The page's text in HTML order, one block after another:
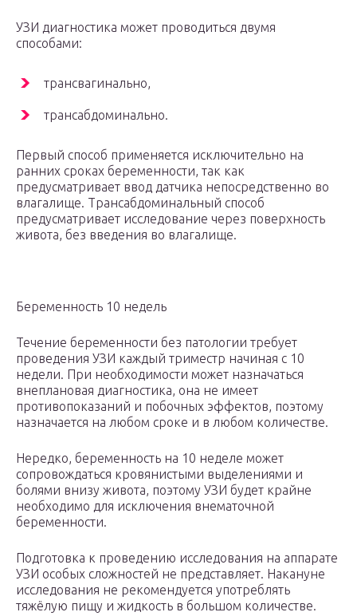
УЗИ диагностика может проводиться двумя
способами:
трансвагинально,
трансабдоминально.
Первый способ применяется исключительно на
ранних сроках беременности, так как
предусматривает ввод датчика непосредственно во
влагалище. Трансабдоминальный способ
предусматривает исследование через поверхность
живота, без введения во влагалище.
Беременность 10 недель
Течение беременности без патологии требует
проведения УЗИ каждый триместр начиная с 10
недели. При необходимости может назначаться
внеплановая диагностика, она не имеет
противопоказаний и побочных эффектов, поэтому
назначается на любом сроке и в любом количестве.
Нередко, беременность на 10 неделе может
сопровождаться кровянистыми выделениями и
болями внизу живота, поэтому УЗИ будет крайне
необходимо для исключения внематочной
беременности.
Подготовка к проведению исследования на аппарате
УЗИ особых сложностей не представляет. Накануне
исследования не рекомендуется употреблять
тяжёлую пищу и жидкость в большом количестве.